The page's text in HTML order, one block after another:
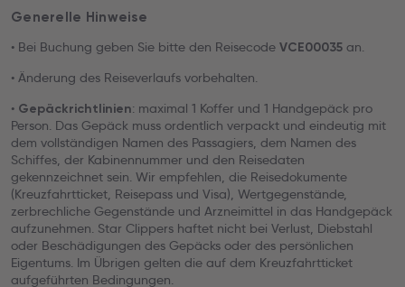
Generelle Hinweise
• Bei Buchung geben Sie bitte den Reisecode VCE00035 an.
• Änderung des Reiseverlaufs vorbehalten.
• Gepäckrichtlinien: maximal 1 Koffer und 1 Handgepäck pro
Person. Das Gepäck muss ordentlich verpackt und eindeutig mit
dem vollständigen Namen des Passagiers, dem Namen des
Schiffes, der Kabinennummer und den Reisedaten
gekennzeichnet sein. Wir empfehlen, die Reisedokumente
(Kreuzfahrtticket, Reisepass und Visa), Wertgegenstände,
zerbrechliche Gegenstände und Arzneimittel in das Handgepäck
aufzunehmen. Star Clippers haftet nicht bei Verlust, Diebstahl
oder Beschädigungen des Gepäcks oder des persönlichen
Eigentums. Im Übrigen gelten die auf dem Kreuzfahrtticket
aufgeführten Bedingungen.